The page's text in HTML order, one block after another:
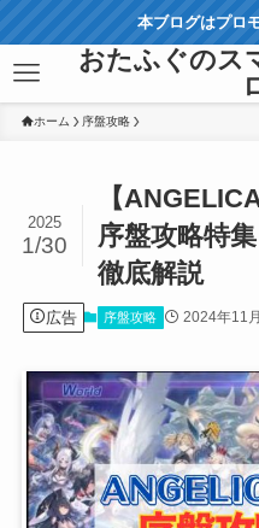
本ブログはプロ
おたふぐのス
ホーム 序盤攻略
【
序盤攻略特
徹底解説
2025
1/30
広告 序盤攻略 2024年11